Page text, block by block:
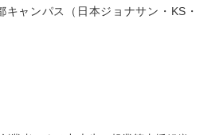
キャンパス（日本ジョナサン・KS・